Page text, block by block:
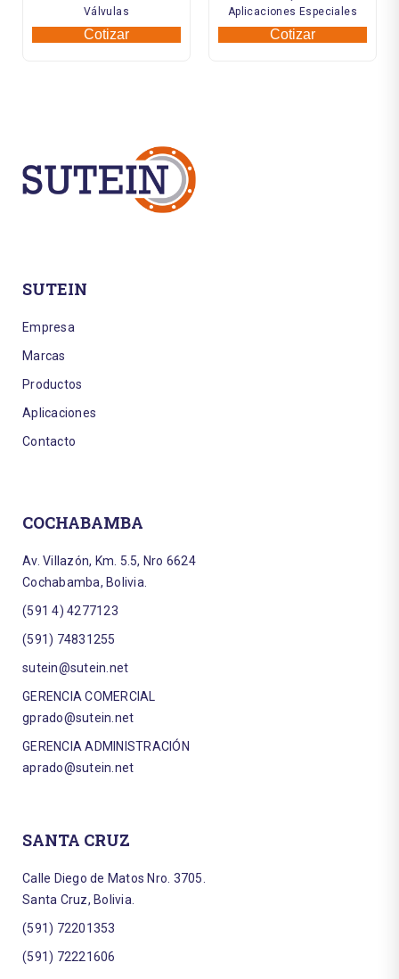
Válvulas
Cotizar
Aplicaciones Especiales
Cotizar
SUTEIN
Empresa
Marcas
Productos
Aplicaciones
Contacto
COCHABAMBA
Av. Villazón, Km. 5.5, Nro 6624
Cochabamba, Bolivia.
(591 4) 4277123
(591) 74831255
sutein@sutein.net
GERENCIA COMERCIAL
gprado@sutein.net
GERENCIA ADMINISTRACIÓN
aprado@sutein.net
SANTA CRUZ
Calle Diego de Matos Nro. 3705.
Santa Cruz, Bolivia.
(591) 72201353
(591) 72221606